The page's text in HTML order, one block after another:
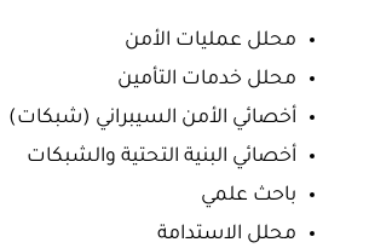
محلل عمليات الأمن
محلل خدمات التأمين
أخصائي الأمن السيبراني (شبكات)
أخصائي البنية التحتية والشبكات
باحث علمي
محلل الاستدامة